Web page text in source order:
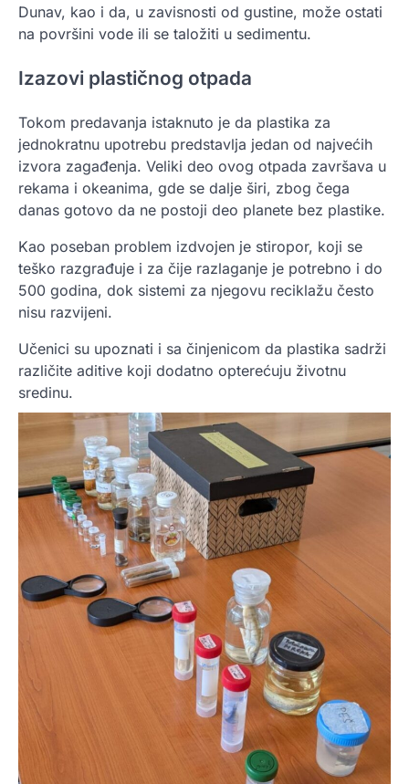
Dunav, kao i da, u zavisnosti od gustine, može ostati
na površini vode ili se taložiti u sedimentu.
Izazovi plastičnog otpada
Tokom predavanja istaknuto je da plastika za
jednokratnu upotrebu predstavlja jedan od najvećih
izvora zagađenja. Veliki deo ovog otpada završava u
rekama i okeanima, gde se dalje širi, zbog čega
danas gotovo da ne postoji deo planete bez plastike.
Kao poseban problem izdvojen je stiropor, koji se
teško razgrađuje i za čije razlaganje je potrebno i do
500 godina, dok sistemi za njegovu reciklažu često
nisu razvijeni.
Učenici su upoznati i sa činjenicom da plastika sadrži
različite aditive koji dodatno opterećuju životnu
sredinu.